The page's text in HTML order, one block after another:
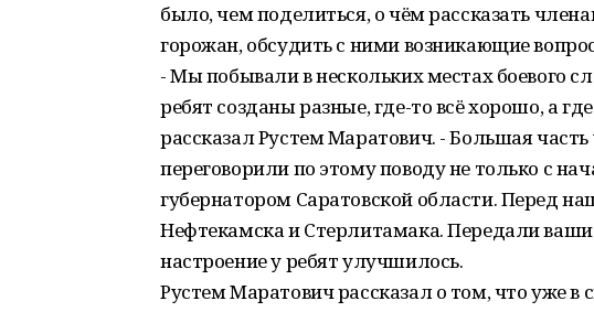
было, чем поделиться, о чём рассказать
горожан, обсудить с ними возникающие
- Мы побывали в нескольких местах боевого
ребят созданы разные, где-то всё хорошо, а
рассказал Рустем Маратович. - Большая
переговорили по этому поводу не только с
губернатором Саратовской области. Перед
Нефтекамска и Стерлитамака. Передали
настроение у ребят улучшилось.
Рустем Маратович рассказал о том, что уже